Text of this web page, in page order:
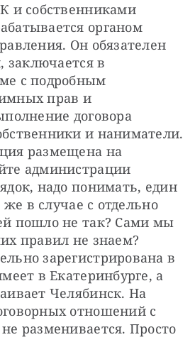
и собственниками
органом
Он обязателен
заключается в
с подробным
прав и
договора
и наниматели.
размещена на
администрации
надо понимать, един
же в случае с отдельно
пошло не так? Сами мы
правил не знаем?
зарегистрирована в
в Екатеринбурге, а
Челябинск. На
отношений с
разменивается. Просто